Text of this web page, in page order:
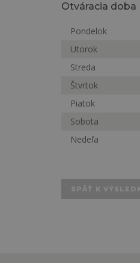
Otváracia doba
Pondelok
Utorok
Streda
Štvrtok
Piatok
Sobota
Nedeľa
SPÄŤ K